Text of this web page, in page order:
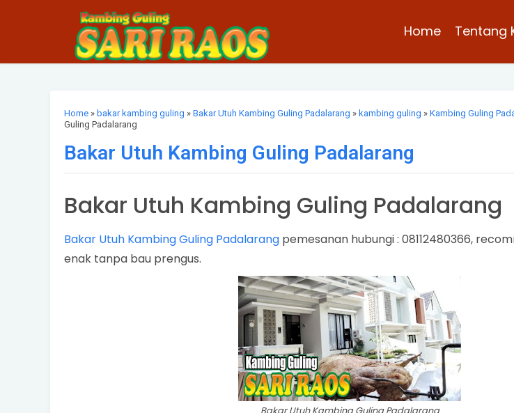
Home Tentang
Home » bakar kambing guling » Bakar Utuh Kambing Guling Padalarang » kambing guling » Kambing Guling
Guling Padalarang
Bakar Utuh Kambing Guling Padalarang
Bakar Utuh Kambing Guling Padalarang
Bakar Utuh Kambing Guling Padalarang pemesanan hubungi : 08112480366,
enak tanpa bau prengus.
Bakar Utuh Kambing Guling Padalarang